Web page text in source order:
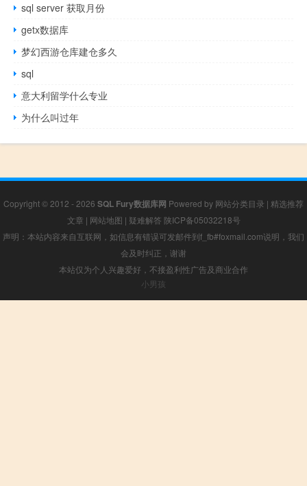
sql server 获取月份
getx数据库
梦幻西游仓库建仓多久
sql
意大利留学什么专业
为什么叫过年
Copyright © 2012 - 2026 SQL Fury数据库网 Powered by 网站分类目录 | 精选推荐
文章 | 网站地图 | 疑难解答 陕ICP备05032218号
声明：本站内容来自互联网，如信息有错误可发邮件到f_fb#foxmail.com说明，我们
会及时纠正，谢谢
本站仅为个人兴趣爱好，不接盈利性广告及商业合作
小男孩